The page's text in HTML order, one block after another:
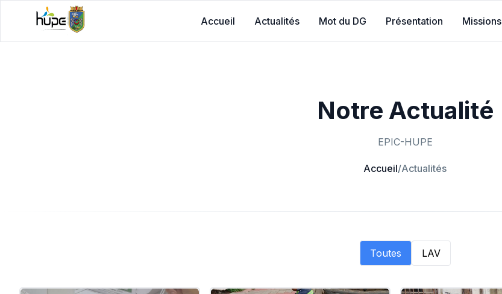
Accueil Actualités Mot du DG Présentation Missions
Notre Actualité
EPIC-HUPE
Accueil/Actualités
Toutes LAV